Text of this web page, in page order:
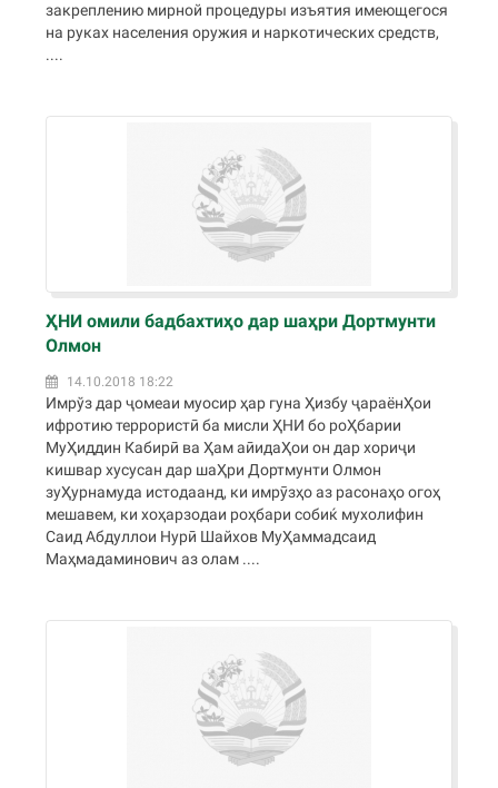
закреплению мирной процедуры изъятия имеющегося
на руках населения оружия и наркотических средств,
....
ҲНИ омили бадбахтиҳо дар шаҳри Дортмунти
Олмон
14.10.2018 18:22
Имрўз дар ҷомеаи муосир ҳар гуна Ҳизбу ҷараёнҲои
ифротию террористӣ ба мисли ҲНИ бо роҲбарии
МуҲиддин Кабирӣ ва Ҳам аӣидаҲои он дар хориҷи
кишвар хусусан дар шаҲри Дортмунти Олмон
зуҲурнамуда истодаанд, ки имрӯзҳо аз расонаҳо огоҳ
мешавем, ки хоҳарзодаи роҳбари собиќ мухолифин
Саид Абдуллои Нурӣ Шайхов МуҲаммадсаид
Маҳмадаминович аз олам ....